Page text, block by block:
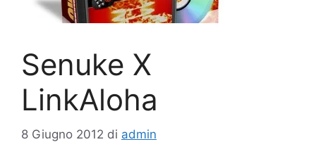
Senuke X
LinkAloha
8 Giugno 2012 di admin